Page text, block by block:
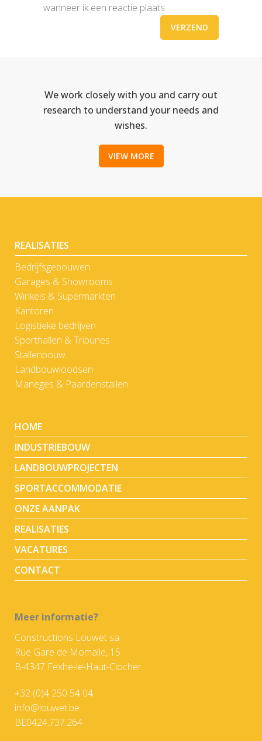
wanneer ik een reactie plaats.
We work closely with you and carry out
research to understand your needs and
wishes.
VIEW MORE
REALISATIES
Bedrijfsgebouwen
Garages & Showrooms
Winkels & Supermarkten
Kantoren
Logistieke bedrijven
Sporthallen & Tribunes
Stallenbouw
Landbouwloodsen
Maneges & Paardenstallen
HOME
INDUSTRIEBOUW
LANDBOUWPROJECTEN
SPORTACCOMMODATIE
ONZE AANPAK
REALISATIES
VACATURES
CONTACT
Meer informatie?
Constructions Louwet sa
Rue Gare de Momalle, 15
B-4347 Fexhe-le-Haut-Clocher
+32 (0)4 250 54 04
info@louwet.be
BE0424.737.264